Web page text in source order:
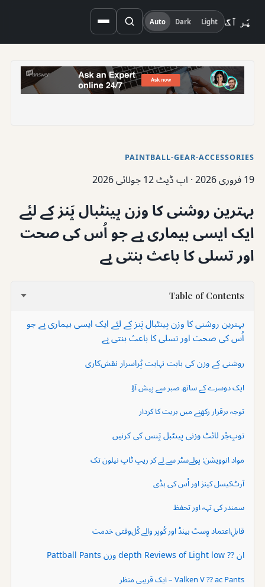
پَر آگ Light
Dark
Auto
PAINTBALL-GEAR-ACCESSORIES
19 فروری 2026 · اپ ڈیٹ 12 جولائی 2026
بہترین روشنی کا وزن پینٹبال پَنز کے لئے
ایک ایسی بیماری ہے جو اُس کی صحت
اور تسلی کا باعث بنتی ہے
Table of Contents
بہترین روشنی کا وزن پینٹبال پَنز کے لئے ایک ایسی بیماری ہے جو
اُس کی صحت اور تسلی کا باعث بنتی ہے
روشنی کے وزن کی بابت نہایت پُراسرار نقش‌کاری
ایک دوسرے کے ساتھ صبر سے پیش آؤ
توجہ برقرار رکھنے میں بریت کا کردار
توپ‌جُر لائٹ وزنی پینٹبل پَنس کی کرنیں
مواد انوویشن: پولےسٹر سے لے کر ریپ ٹاپ نیلون تک
آرٹ‌کیسل کینز اور اُس کی ہڈی
سمندر کی تہہ اور تحفظ
قابلِ‌اعتماد وِسٹ بینڈ اور کُوپر والے کُل‌وقتی خدمت
ان ⁇ depth Reviews of Light low وزن Pattball Pants
Valken V ⁇ ac Pants – ایک قریبی منظر